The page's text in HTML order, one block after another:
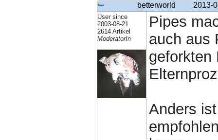
betterworld 2013-
User since
2003-08-21
2614 Artikel
ModeratorIn
Pipes
auch aus
geforkten
Anders